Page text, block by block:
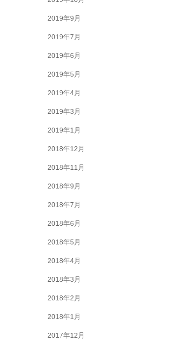
2019年9月
2019年7月
2019年6月
2019年5月
2019年4月
2019年3月
2019年1月
2018年12月
2018年11月
2018年9月
2018年7月
2018年6月
2018年5月
2018年4月
2018年3月
2018年2月
2018年1月
2017年12月